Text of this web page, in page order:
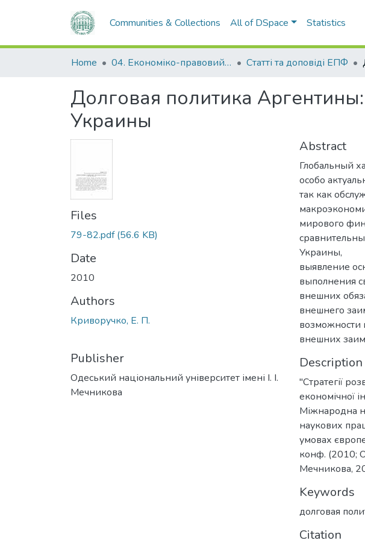
Communities & Collections All of DSpace Statistics
Home 04. Економіко-правовий факультет Статті та доповіді ЕПФ
Долговая политика
Украины
Files
79-82.pdf(56.6 KB)
Date
2010
Authors
Криворучко, Е. П.
Publisher
Одеський національний університет імені І. І.
Мечникова
Abstract
Глобальный
особо
так как
мирового
Украины,
выявление
выполнения
внешних
внешнего
возможности
внешних
Description
"Стратегії
економічної
Міжнародна
наукових
умовах
конф. (2010;
Мечникова,
Keywords
долговая
Citation